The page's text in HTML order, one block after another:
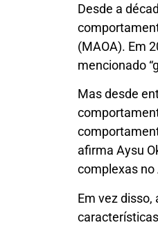
Desde a
(MAOA). Em
mencionado
Mas desde
afirma Aysu
complexas no
Em vez